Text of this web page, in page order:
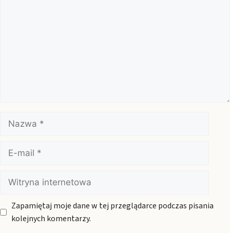
Nazwa
mail
Witryna
internetowa
Zapamiętaj moje dane w tej przeglądarce podczas pisania
kolejnych komentarzy.